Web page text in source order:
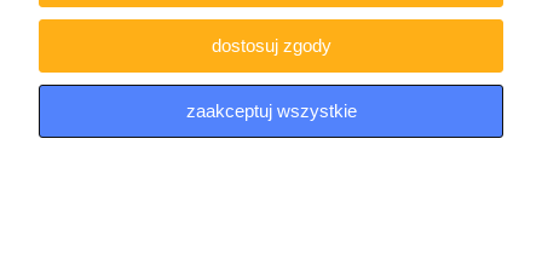
698,00 zł
Cena netto:
powiadom o
dostępności
dostosuj zgody
zaakceptuj wszystkie